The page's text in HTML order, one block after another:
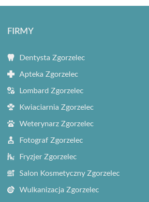
FIRMY
Dentysta Zgorzelec
Apteka Zgorzelec
Lombard Zgorzelec
Kwiaciarnia Zgorzelec
Weterynarz Zgorzelec
Fotograf Zgorzelec
Fryzjer Zgorzelec
Salon Kosmetyczny Zgorzelec
Wulkanizacja Zgorzelec